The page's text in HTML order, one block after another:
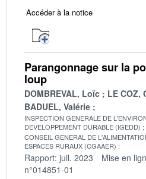
Accéder à la notice
Parangonnage sur la
loup
DOMBREVAL, Loïc
LE COZ,
BADUEL, Valérie
INSPECTION GENERALE DE
DEVELOPPEMENT DURABLE (IGEDD)
CONSEIL GENERAL DE
ESPACES RURAUX (CGAAER)
Rapport: juil. 2023 Mise en
n°014851-01